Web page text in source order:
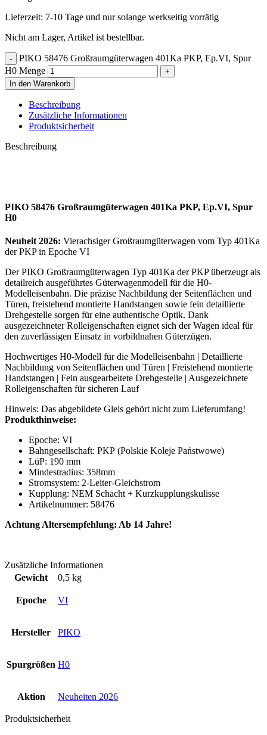
Lieferzeit: 7-10 Tage und nur solange werkseitig vorrätig
Nicht am Lager, Artikel ist bestellbar.
PIKO 58476 Großraumgüterwagen 401Ka PKP, Ep.VI, Spur
H0 Menge
In den Warenkorb
Beschreibung
Zusätzliche Informationen
Produktsicherheit
Beschreibung
PIKO 58476 Großraumgüterwagen 401Ka PKP, Ep.VI, Spur
H0
Neuheit 2026: Vierachsiger Großraumgüterwagen vom Typ 401Ka
der PKP in Epoche VI
Der PIKO Großraumgüterwagen Typ 401Ka der PKP überzeugt als
detailreich ausgeführtes Güterwagenmodell für die H0-
Modelleisenbahn. Die präzise Nachbildung der Seitenflächen und
Türen, freistehend montierte Handstangen sowie fein detaillierte
Drehgestelle sorgen für eine authentische Optik. Dank
ausgezeichneter Rolleigenschaften eignet sich der Wagen ideal für
den zuverlässigen Einsatz in vorbildnahen Güterzügen.
Hochwertiges H0-Modell für die Modelleisenbahn | Detaillierte
Nachbildung von Seitenflächen und Türen | Freistehend montierte
Handstangen | Fein ausgearbeitete Drehgestelle | Ausgezeichnete
Rolleigenschaften für sicheren Lauf
Hinweis: Das abgebildete Gleis gehört nicht zum Lieferumfang!
Produkthinweise:
Epoche: VI
Bahngesellschaft: PKP (Polskie Koleje Państwowe)
LüP: 190 mm
Mindestradius: 358mm
Stromsystem: 2-Leiter-Gleichstrom
Kupplung: NEM Schacht + Kurzkupplungskulisse
Artikelnummer: 58476
Achtung Altersempfehlung: Ab 14 Jahre!
Zusätzliche Informationen
Gewicht
0,5 kg
Epoche VI
Hersteller PIKO
Spurgrößen H0
Aktion Neuheiten 2026
Produktsicherheit